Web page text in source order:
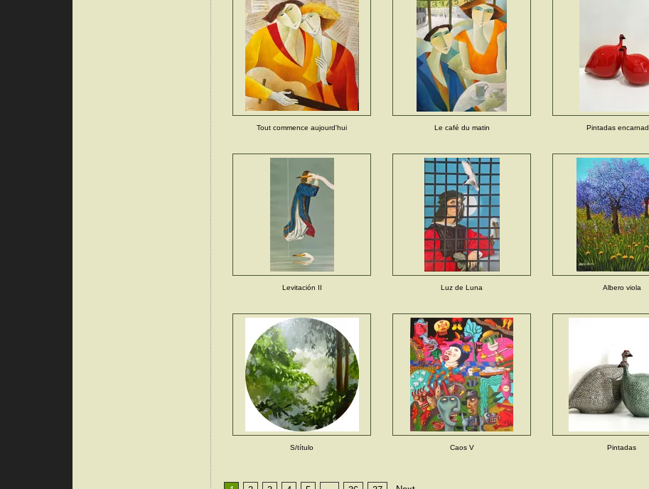
Tout commence aujourd'hui Le café du matin Pintadas
Levitación II Luz de Luna Albero viola
S/título Caos V Pintadas